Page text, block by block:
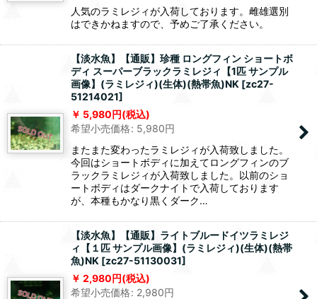
人気のラミレジィが入荷しております。雌雄選別
はできかねますので、予めご了承ください。
【淡水魚】【通販】珍種 ロングフィン ショートボ
ディ スーパーブラックラミレジィ【1匹 サンプル
画像】(ラミレジィ)(生体)(熱帯魚)NK [zc27-
51214021]
5,980円(税込)
希望小売価格: 5,980円
またまた変わったラミレジィが入荷致しました。
今回はショートボディに加えてロングフィンのブ
ラックラミレジィが入荷致しました。以前のショ
ートボディはダークナイトで入荷しております
が、本種もかなり黒くダーク…
【淡水魚】【通販】ライトブルードイツラミレジ
ィ【１匹 サンプル画像】(ラミレジィ)(生体)(熱帯
魚)NK [zc27-51130031]
2,980円(税込)
希望小売価格: 2,980円